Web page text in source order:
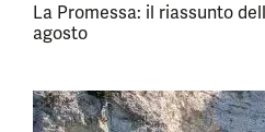
La Promessa: il riassunto
agosto